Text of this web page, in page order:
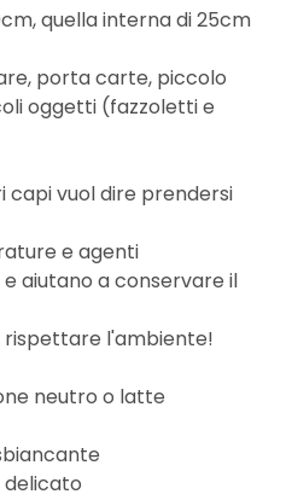
quella interna di 25cm
porta carte, piccolo
oggetti (fazzoletti e
capi vuol dire prendersi
e agenti
aiutano a conservare il
l'ambiente!
neutro o latte
delicato